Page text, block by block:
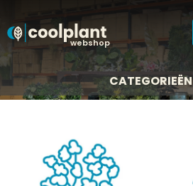
webshop
CATEGORIEËN
CATEGORIEËN